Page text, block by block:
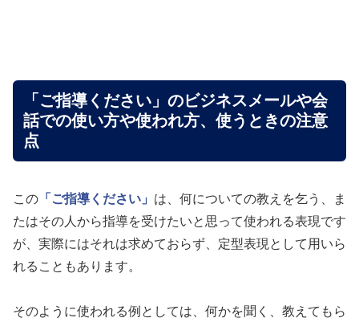
「ご指導ください」のビジネスメールや会
話での使い方や使われ方、使うときの注意
点
この 「ご指導ください」 は、何についての教えを乞う、ま
たはその人から指導を受けたいと思って使われる表現です
が、実際にはそれは求めておらず、定型表現として用いら
れることもあります。
そのように使われる例としては、何かを聞く、教えてもら